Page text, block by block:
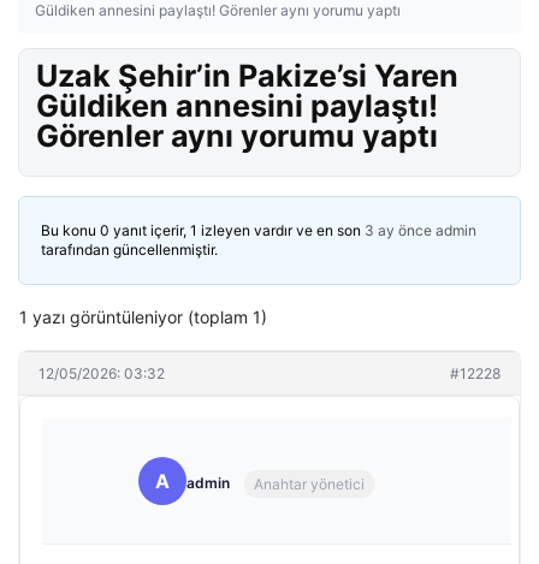
Güldiken annesini paylaştı! Görenler aynı yorumu yaptı
Uzak Şehir’in Pakize’si Yaren
Güldiken annesini paylaştı!
Görenler aynı yorumu yaptı
Bu konu 0 yanıt içerir, 1 izleyen vardır ve en son 3 ay önce admin
tarafından güncellenmiştir.
1 yazı görüntüleniyor (toplam 1)
12/05/2026: 03:32 #12228
A admin Anahtar yönetici